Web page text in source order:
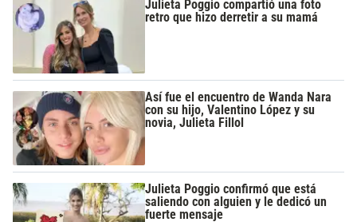
Julieta Poggio compartió una foto
retro que hizo derretir a su mamá
Así fue el encuentro de Wanda Nara
con su hijo, Valentino López y su
novia, Julieta Fillol
Julieta Poggio confirmó que está
saliendo con alguien y le dedicó un
fuerte mensaje